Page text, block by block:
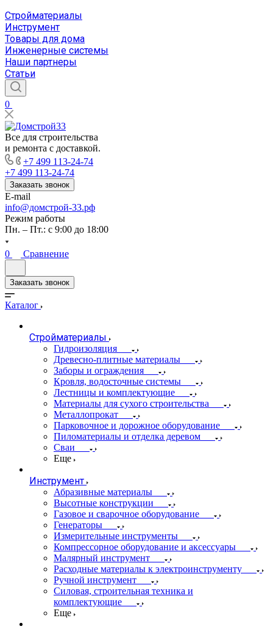
Стройматериалы
Инструмент
Товары для дома
Инженерные системы
Наши партнеры
Статьи
0
Все для строительства
и ремонта с доставкой.
+7 499 113-24-74
+7 499 113-24-74
Заказать звонок
E-mail
info@домстрой-33.рф
Режим работы
Пн. – Пт.: с 9:00 до 18:00
0 Сравнение
Заказать звонок
Каталог
Стройматериалы
Гидроизоляция
Древесно-плитные материалы
Заборы и ограждения
Кровля, водосточные системы
Лестницы и комплектующие
Материалы для сухого строительства
Металлопрокат
Парковочное и дорожное оборудование
Пиломатериалы и отделка деревом
Сваи
Еще
Инструмент
Абразивные материалы
Высотные конструкции
Газовое и сварочное оборудование
Генераторы
Измерительные инструменты
Компрессорное оборудование и аксессуары
Малярный инструмент
Расходные материалы к электроинструменту
Ручной инструмент
Силовая, строительная техника и
комплектующие
Еще